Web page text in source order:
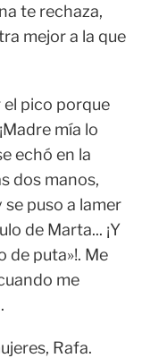
te rechaza,
mejor a la que
pico porque
mía lo
echó en la
dos manos,
se puso a lamer
de Marta... ¡Y
de puta»!. Me
me
Rafa.